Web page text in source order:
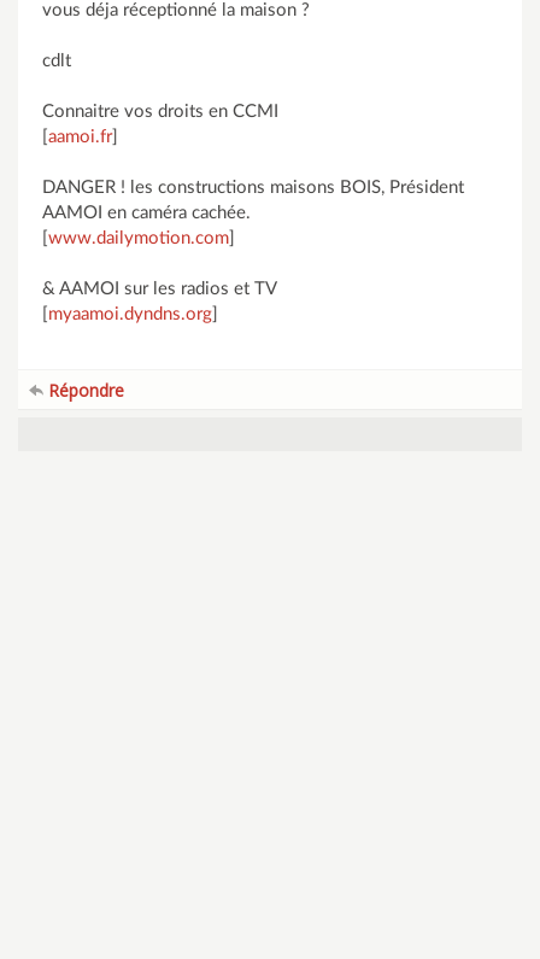
vous déja réceptionné la maison ?
cdlt
Connaitre vos droits en CCMI
aamoi.fr]
DANGER ! les constructions maisons BOIS, Président
AAMOI en caméra cachée.
www.dailymotion.com
& AAMOI sur les radios et TV
myaamoi.dyndns.org
Répondre